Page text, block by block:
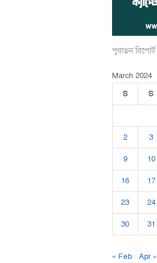
পুরাতন রিপোর্ট
March 2024
S
S
2 3
9 10
16 17
23 24
30 31
« Feb Apr »